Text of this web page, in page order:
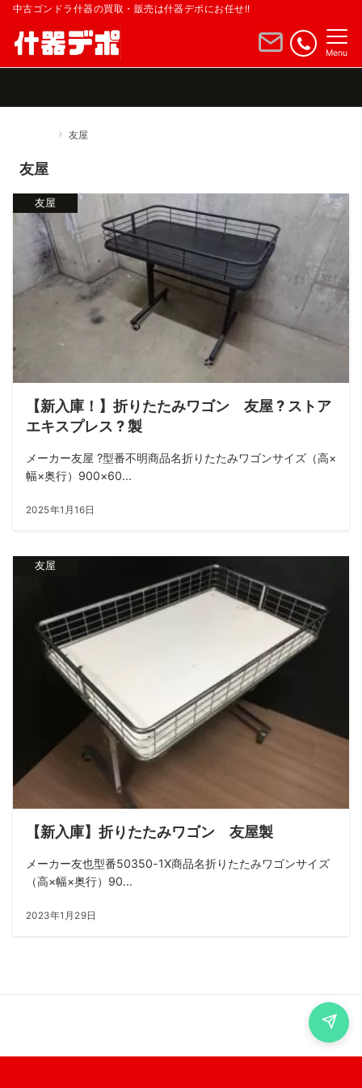
中古ゴンドラ什器の買取・販売は什器デポにお任せ!!
Menu
友屋
友屋
友屋
【新入庫！】折りたたみワゴン 友屋 ? ストア
エキスプレス ? 製
メーカー友屋 ?型番不明商品名折りたたみワゴンサイズ（高×
幅×奥行）900×60...
2025年1月16日
友屋
【新入庫】折りたたみワゴン 友屋製
メーカー友也型番50350-1X商品名折りたたみワゴンサイズ
（高×幅×奥行）90...
2023年1月29日